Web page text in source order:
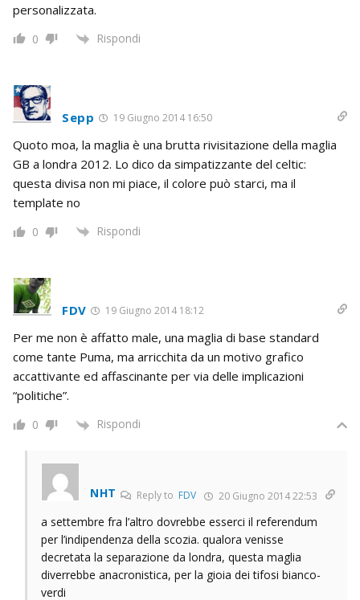
personalizzata.
0 Rispondi
Sepp 19 Giugno 2014 16:50
Quoto moa, la maglia è una brutta rivisitazione della maglia
GB a londra 2012. Lo dico da simpatizzante del celtic:
questa divisa non mi piace, il colore può starci, ma il
template no
0 Rispondi
FDV 19 Giugno 2014 18:12
Per me non è affatto male, una maglia di base standard
come tante Puma, ma arricchita da un motivo grafico
accattivante ed affascinante per via delle implicazioni
“politiche”.
0 Rispondi
NHT Reply to FDV 20 Giugno 2014 22:53
a settembre fra l’altro dovrebbe esserci il referendum
per l’indipendenza della scozia. qualora venisse
decretata la separazione da londra, questa maglia
diverrebbe anacronistica, per la gioia dei tifosi bianco-
verdi